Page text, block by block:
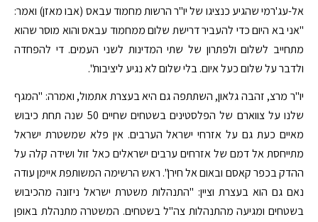
אל-עג'רמי שהגיע כנציגו של יו"ר הרשות מחמוד עבאס (אבו מאזן) ואמר:
"אני בא היום כדי להעביר דרישת שלום ממחמוד עבאס והוא מוסר שהוא
מתחייב לשלום ולפתרון של שתי המדינות לשני העמים. די להפחדה
ולדבר על שלום כעל איום. בלי שלום לא נגיע ליציבות".
יו"ר מרצ, זהבה גלאון, השתתפה גם היא בעצרת אתמול, ואמרה: "המגף
שלנו על צווארם של הפלסטינים בשטחים שחיים 50 שנה תחת כיבוש
מאיים כעת גם על אזרחי ישראל הערבים. אין פלא שמשטרת ישראל
מתייחסת אל דמם של אזרחים ערבים ישראלים כאל זול ושידה קלה על
ההדק בכפר קאסם ובאום אל חירן". ראש הרשימה המשותפת איימן עודה
נאם גם הוא בעצרת וציין: "התנהלות משטרת ישראל ניזונה מהכיבוש
בשטחים ומגיעה מהתנהלות צה"ל בשטחים. המשטרה מתנהלת באופן